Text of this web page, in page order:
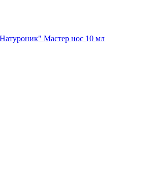
Мастер нос 10 мл